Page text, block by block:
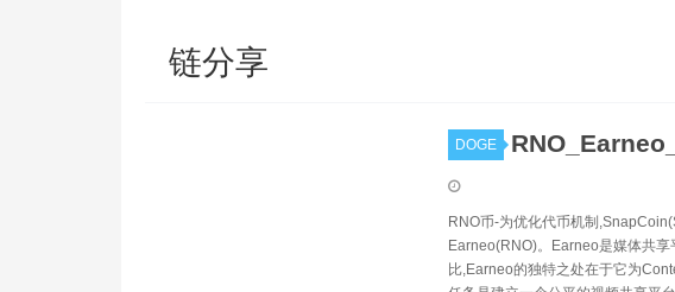
链分享
DOGE
RNO币-为优化代币机制
Earneo(RNO)。Earneo是媒体共
比,Earneo的独特之处在于它为